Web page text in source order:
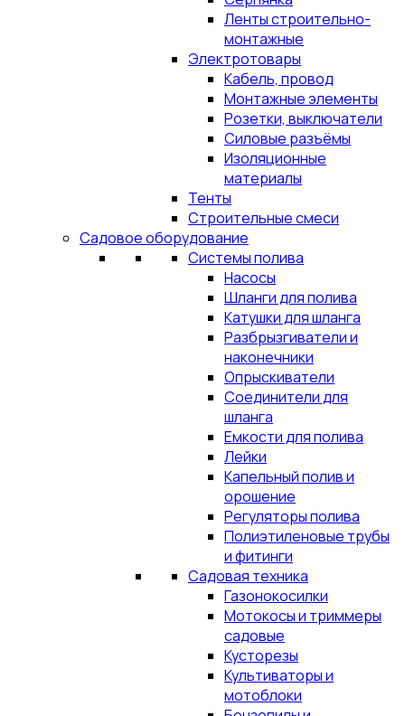
Ленты строительно-
монтажные
Электротовары
Кабель, провод
Монтажные элементы
Розетки, выключатели
Силовые разъёмы
Изоляционные
материалы
Тенты
Строительные смеси
Садовое оборудование
Системы полива
Насосы
Шланги для полива
Катушки для шланга
Разбрызгиватели и
наконечники
Опрыскиватели
Соединители для
шланга
Емкости для полива
Лейки
Капельный полив и
орошение
Регуляторы полива
Полиэтиленовые трубы
и фитинги
Садовая техника
Газонокосилки
Мотокосы и триммеры
садовые
Кусторезы
Культиваторы и
мотоблоки